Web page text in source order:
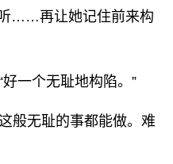
……再让她记住前来构
一个无耻地构陷。”
般无耻的事都能做。难